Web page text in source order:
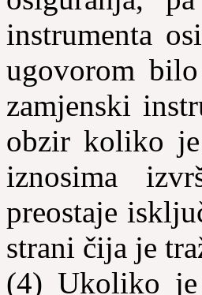
instrumenta
ugovorom
zamjenski
obzir koliko je
iznosima
preostaje
strani čija je
(4) Ukoliko je